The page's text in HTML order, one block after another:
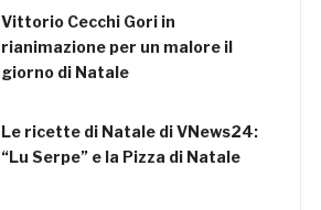
Vittorio Cecchi Gori in
rianimazione per un malore il
giorno di Natale
Le ricette di Natale di VNews24:
“Lu Serpe” e la Pizza di Natale